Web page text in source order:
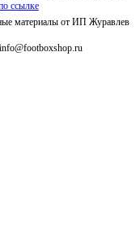
ссылке
материалы от ИП Журавлев
info@footboxshop.ru